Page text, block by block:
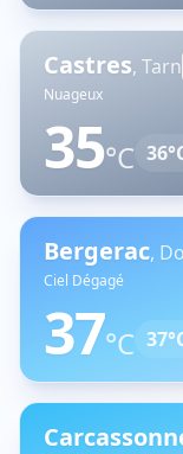
Castres, Tarn
Nuageux
35°C 36
Bergerac,
Ciel Dégagé
37°C 37